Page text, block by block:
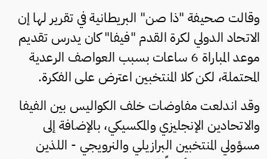
وقالت صحيفة "ذا صن" البريطانية في تقرير لها إن
الاتحاد الدولي لكرة القدم "فيفا" كان يدرس تقديم
موعد المباراة 6 ساعات بسبب العواصف الرعدية
المحتملة، لكن كلا المنتخبين اعترض على الفكرة.
وقد اندلعت مفاوضات خلف الكواليس بين الفيفا
والاتحادين الإنجليزي والمكسيكي، بالإضافة إلى
مسؤولي المنتخبين البرازيلي والنرويجي - اللذين